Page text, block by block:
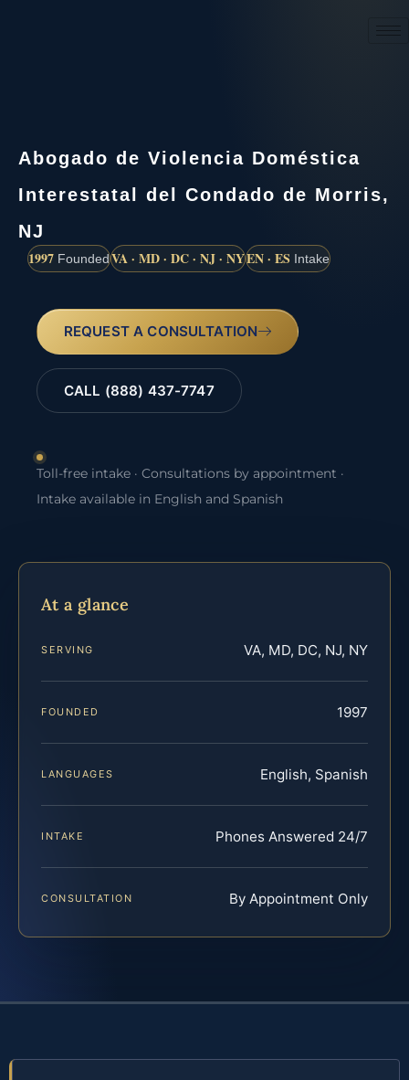
Abogado de Violencia Doméstica
Interestatal del Condado de Morris,
NJ
1997 FoundedVA · MD · DC · NJ · NYEN · ES Intake
REQUEST A CONSULTATION
CALL (888) 437-7747
Toll-free intake · Consultations by appointment ·
Intake available in English and Spanish
At a glance
SERVING VA, MD, DC, NJ, NY
FOUNDED 1997
LANGUAGES English, Spanish
INTAKE Phones Answered 24/7
CONSULTATION By Appointment Only